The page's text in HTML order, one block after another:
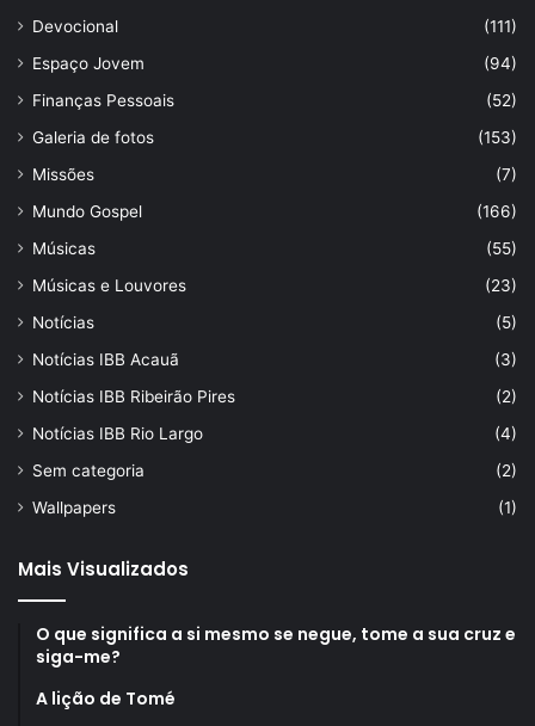
Devocional
(111)
Espaço Jovem
(94)
Finanças Pessoais
(52)
Galeria de fotos
(153)
Missões
(7)
Mundo Gospel
(166)
Músicas
(55)
Músicas e Louvores
(23)
Notícias
(5)
Notícias IBB Acauã
(3)
Notícias IBB Ribeirão Pires
(2)
Notícias IBB Rio Largo
(4)
Sem categoria
(2)
Wallpapers
(1)
Mais Visualizados
O que significa a si mesmo se negue, tome a sua cruz e
siga-me?
A lição de Tomé